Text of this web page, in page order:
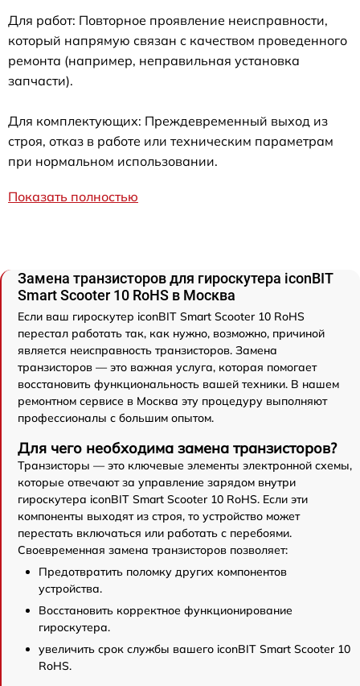
Для работ: Повторное проявление неисправности,
который напрямую связан с качеством проведенного
ремонта (например, неправильная установка
запчасти).
Для комплектующих: Преждевременный выход из
строя, отказ в работе или техническим параметрам
при нормальном использовании.
Показать полностью
Замена транзисторов для гироскутера iconBIT
Smart Scooter 10 RoHS в Москва
Если ваш гироскутер iconBIT Smart Scooter 10 RoHS
перестал работать так, как нужно, возможно, причиной
является неисправность транзисторов. Замена
транзисторов — это важная услуга, которая помогает
восстановить функциональность вашей техники. В нашем
ремонтном сервисе в Москва эту процедуру выполняют
профессионалы с большим опытом.
Для чего необходима замена транзисторов?
Транзисторы — это ключевые элементы электронной схемы,
которые отвечают за управление зарядом внутри
гироскутера iconBIT Smart Scooter 10 RoHS. Если эти
компоненты выходят из строя, то устройство может
перестать включаться или работать с перебоями.
Своевременная замена транзисторов позволяет:
Предотвратить поломку других компонентов
устройства.
Восстановить корректное функционирование
гироскутера.
увеличить срок службы вашего iconBIT Smart Scooter 10
RoHS.